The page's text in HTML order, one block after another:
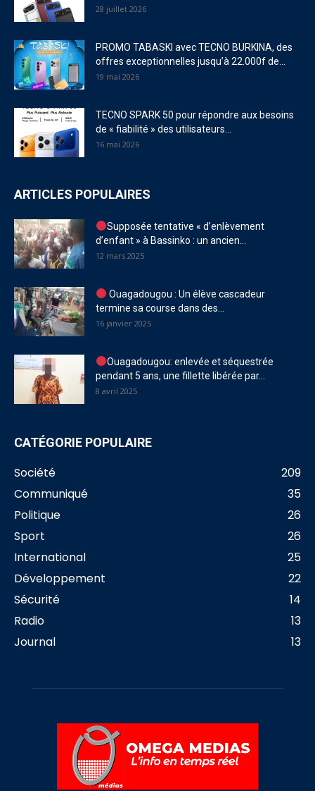
28 juillet 2026
PROMO TABASKI avec TECNO BURKINA, des
offres exceptionnelles jusqu’à 22.000f de...
19 mai 2026
TECNO SPARK 50 pour répondre aux besoins
de « fiabilité » des utilisateurs...
16 mai 2026
ARTICLES POPULAIRES
Supposée tentative « d’enlèvement
d’enfant » à Bassinko : un ancien...
12 mars 2025
Ouagadougou : Un élève cascadeur
termine sa course dans des...
16 janvier 2025
Ouagadougou: enlevée et séquestrée
pendant 5 ans, une fillette libérée par...
8 avril 2025
CATÉGORIE POPULAIRE
Société
209
Communiqué
35
Politique
26
Sport
26
International
25
Développement
22
Sécurité
14
Radio
13
Journal
13